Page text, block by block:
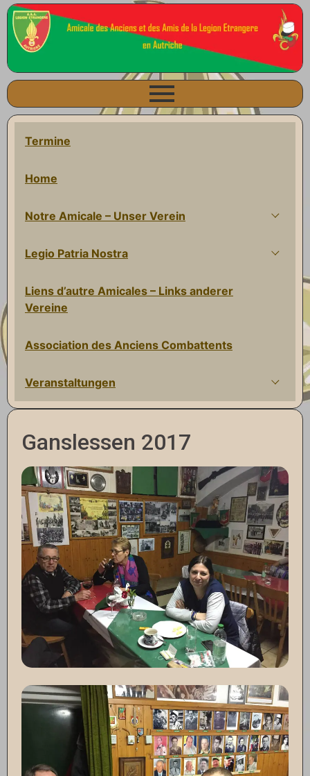
Termine
Home
Notre Amicale – Unser Verein
Legio Patria Nostra
Liens d’autre Amicales – Links anderer
Vereine
Association des Anciens Combattents
Veranstaltungen
Ganslessen 2017